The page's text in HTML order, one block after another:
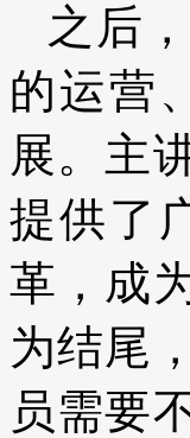
之后
的运营
展。主
提供了
革，成
为结尾
员需要